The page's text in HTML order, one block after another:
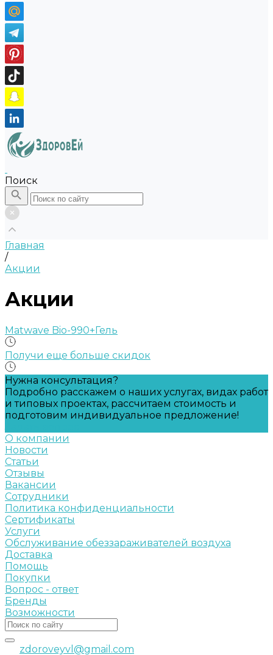
Поиск
Главная
/
Акции
Акции
Matwave Bio-990+Гель
Получи еще больше скидок
Нужна консультация?
Подробно расскажем о наших услугах, видах работ
и типовых проектах, рассчитаем стоимость и
подготовим индивидуальное предложение!
О компании
Новости
Статьи
Отзывы
Вакансии
Сотрудники
Политика конфиденциальности
Сертификаты
Услуги
Обслуживание обеззараживателей воздуха
Доставка
Помощь
Покупки
Вопрос - ответ
Бренды
Возможности
zdoroveyvl@gmail.com